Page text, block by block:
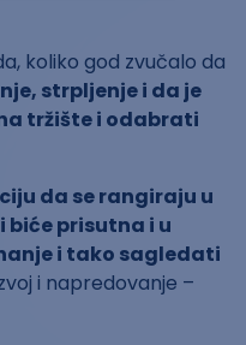
koliko god zvučalo da
strpljenje i da je
tržište i odabrati
da se rangiraju u
biće prisutna i u
i tako sagledati
i napredovanje –